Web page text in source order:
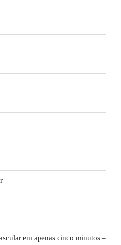
em apenas cinco minutos –